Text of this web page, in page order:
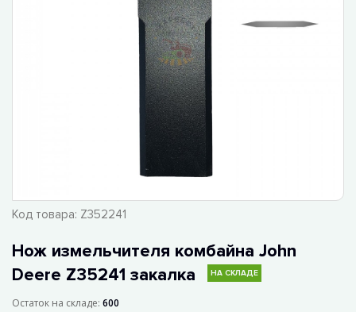
Код товара: Z352241
Нож измельчителя комбайна John
Deere Z35241 закалка
НА СКЛАДЕ
Остаток на складе: 600